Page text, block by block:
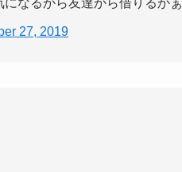
なるから友達から借りるかぁ
27, 2019